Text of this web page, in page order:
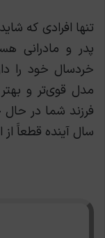
تنها افرادی که
پدر و مادرانی
خردسال خود را
مدل قوی‌تر و
سال آینده قطعاََ